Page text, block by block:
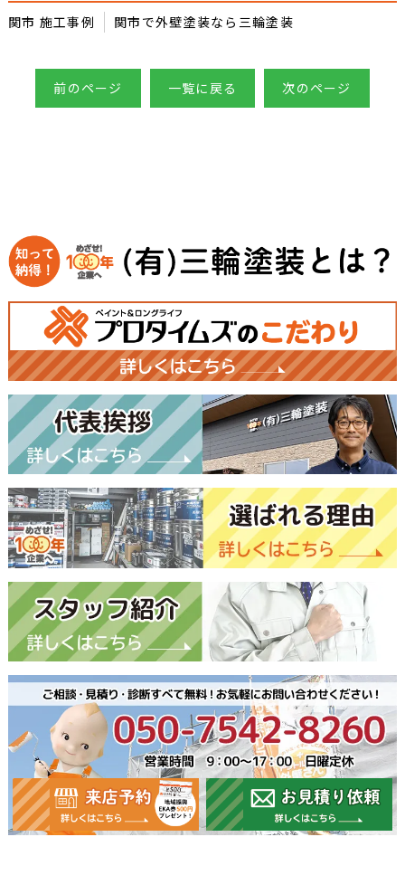
関市 施工事例 関市で外壁塗装なら三輪塗装
前のページ 一覧に戻る 次のページ